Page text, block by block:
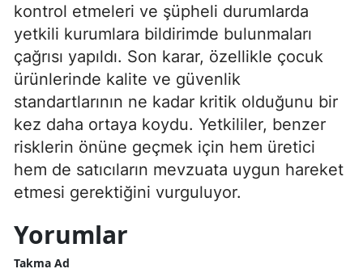
kontrol etmeleri ve şüpheli durumlarda
yetkili kurumlara bildirimde bulunmaları
çağrısı yapıldı. Son karar, özellikle çocuk
ürünlerinde kalite ve güvenlik
standartlarının ne kadar kritik olduğunu bir
kez daha ortaya koydu. Yetkililer, benzer
risklerin önüne geçmek için hem üretici
hem de satıcıların mevzuata uygun hareket
etmesi gerektiğini vurguluyor.
Yorumlar
Takma Ad